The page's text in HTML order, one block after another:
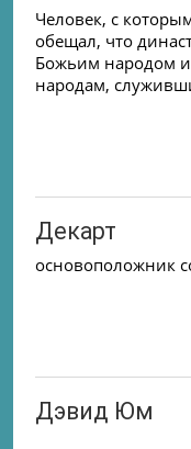
Человек, с
обещал, что
Божьим народом и
народам,
Декарт
основоположник
Дэвид Юм